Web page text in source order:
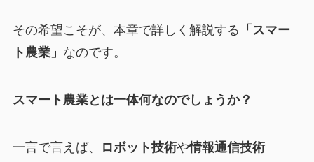
その希望こそが、本章で詳しく解説する 「スマー
ト農業」 なのです。
スマート農業とは一体何なのでしょうか？
一言で言えば、 ロボット技術や情報通信技術